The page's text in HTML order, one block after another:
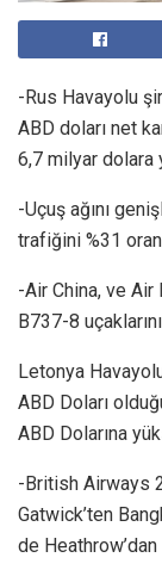
-Rus Havayolu
ABD doları net
6,7 ​​milyar dolara
-Uçuş ağını
trafiğini %31
-Air China, ve Air
B737-8
Letonya
ABD Doları
ABD Dolarına
-British Airways
Gatwick’ten
de